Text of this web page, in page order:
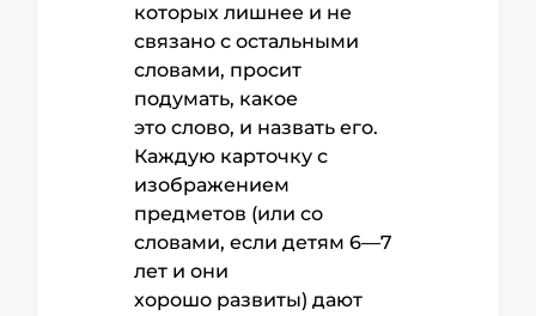
которых лишнее и не
связано с остальными
словами, просит
подумать, какое
это слово, и назвать его.
Каждую карточку с
изображением
предметов (или со
словами, если детям 6—7
лет и они
хорошо развиты) дают